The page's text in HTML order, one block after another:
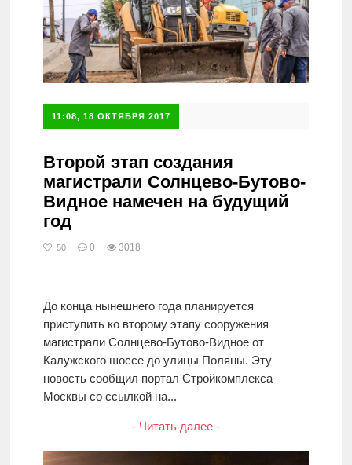
11:08, 18 ОКТЯБРЯ 2017
Второй этап создания
магистрали Солнцево-Бутово-
Видное намечен на будущий
год
50 0 3018
До конца нынешнего года планируется
приступить ко второму этапу сооружения
магистрали Солнцево-Бутово-Видное от
Калужского шоссе до улицы Поляны. Эту
новость сообщил портал Стройкомплекса
Москвы со ссылкой на...
- Читать далее -